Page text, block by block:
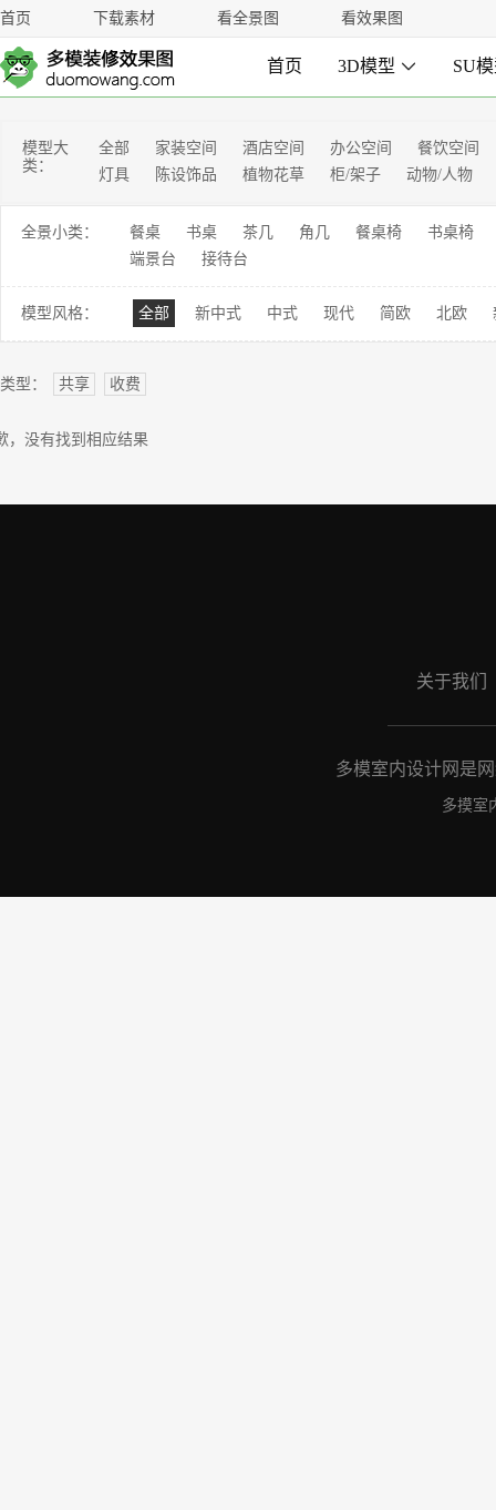
首页 下载素材 看全景图 看效果图
首页 3D模型  SU
模型大
类：
全部 家装空间 酒店空间 办公空间
餐饮空间
灯具
陈设饰品 植物花草 柜/架子 动物/人物
全景小类： 餐桌 书桌 茶几 角几 餐桌椅
书桌椅
端景台
接待台
模型风格： 全部 新中式 中式 现代 简欧 北欧
类型： 共享 收费
，没有找到相应结果
关于我们
多模室内设计网是
多摸室